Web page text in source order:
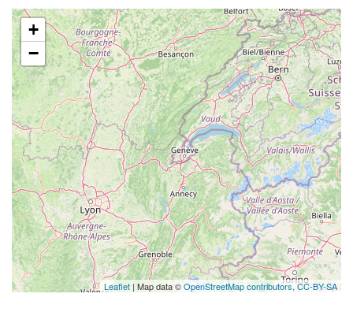
+
−
Leaflet | Map data ©OpenStreetMap contributors,CC-BY-SA